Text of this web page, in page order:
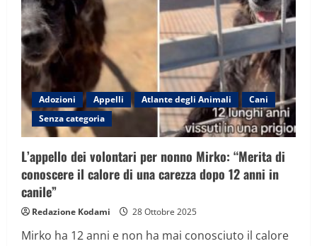
scoperta
inquietante
a
Cuneo
Adozioni Appelli Atlante degli Animali
Cani
Senza categoria
L’appello dei volontari per nonno Mirko: “Merita di
conoscere il calore di una carezza dopo 12 anni in
canile”
Redazione Kodami 28 Ottobre 2025
Mirko ha 12 anni e non ha mai conosciuto il calore